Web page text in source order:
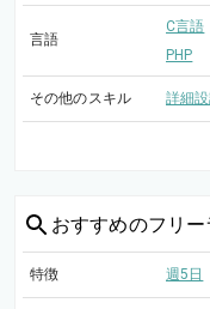
言語
C言語
PHP
その他のスキル 詳細
おすすめのフリー
特徴 週5日